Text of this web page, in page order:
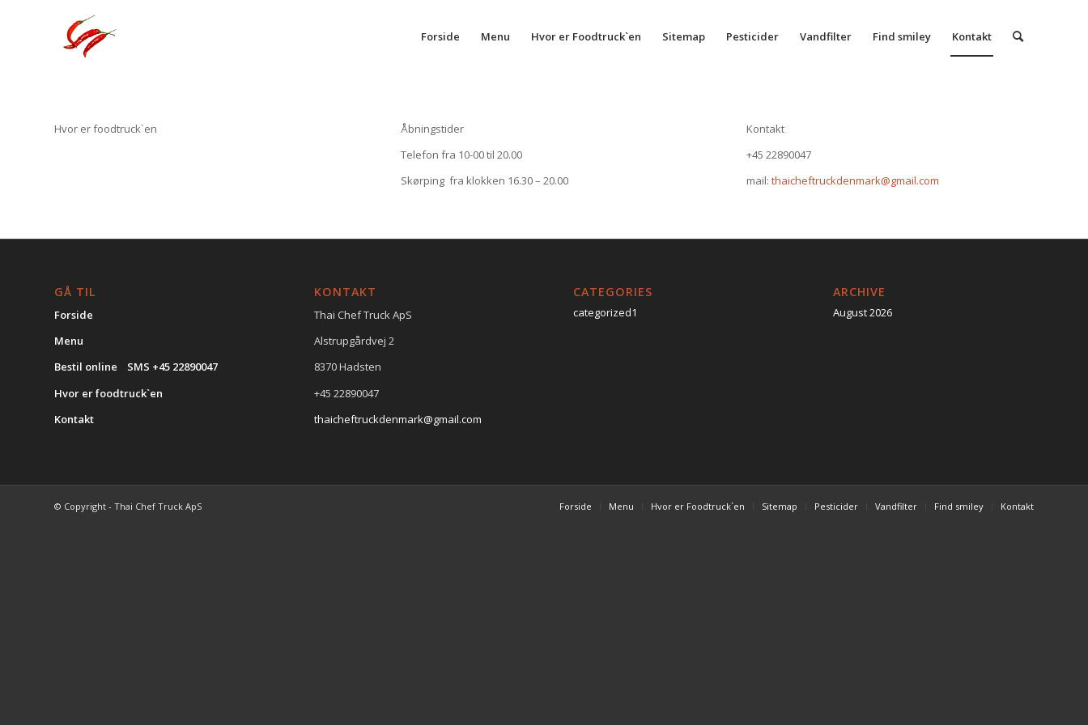
Forside Menu Hvor er Foodtruck`en Sitemap Pesticider Vandfilter Find smiley Kontakt
Hvor er foodtruck`en
Åbningstider
Telefon fra 10-00 til 20.00
Skørping fra klokken 16.30 – 20.00
Kontakt
+45 22890047
mail:thaicheftruckdenmark@gmail.com
GÅ TIL
Forside
Menu
Bestil online SMS +45 22890047
Hvor er foodtruck`en
Kontakt
KONTAKT
Thai Chef Truck ApS
Alstrupgårdvej 2
8370 Hadsten
+45 22890047
thaicheftruckdenmark@gmail.com
CATEGORIES
categorized1
ARCHIVE
August 2026
© Copyright - Thai Chef Truck ApS Forside Menu Hvor er Foodtruck`en Sitemap Pesticider Vandfilter Find smiley Kontakt